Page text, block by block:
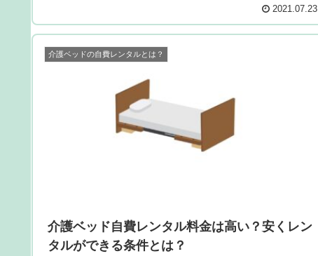
2021.07.23
介護ベッドの自費レンタルとは？
介護ベッド自費レンタル料金は高い？安くレン
タルができる条件とは？